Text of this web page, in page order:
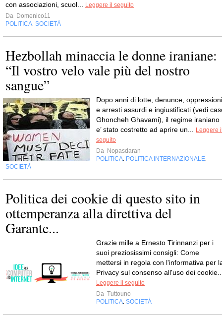
con associazioni, scuol...
Leggere il seguito
Da Domenico11
POLITICA SOCIETÀ
Hezbollah minaccia le donne iraniane:
“Il vostro velo vale più del nostro
sangue”
Dopo anni di lotte, denunce, oppressioni
e arresti assurdi e ingiustificati (vedi
Ghoncheh Ghavami), il regime iraniano
e’ stato costretto ad aprire un...
Leggere
seguito
Da Nopasdaran
POLITICA POLITICA INTERNAZIONALE
SOCIETÀ
Politica dei cookie di questo sito in
ottemperanza alla direttiva del
Garante...
Grazie mille a Ernesto Tirinnanzi per i
suoi preziosissimi consigli: Come
mettersi in regola con l'informativa per
Privacy sul consenso all'uso dei
Leggere il seguito
Da Tuttouno
POLITICA SOCIETÀ